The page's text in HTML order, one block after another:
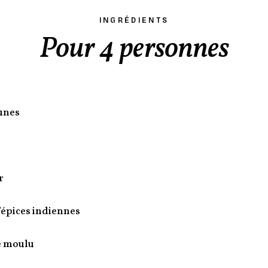
INGRÉDIENTS
Pour 4 personnes
indiennes
moulu